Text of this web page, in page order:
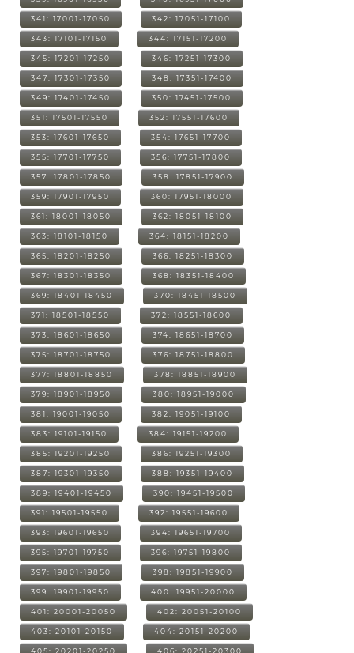
341: 17001-17050 342: 17051-17100
343: 17101-17150 344: 17151-17200
345: 17201-17250 346: 17251-17300
347: 17301-17350 348: 17351-17400
349: 17401-17450 350: 17451-17500
351: 17501-17550 352: 17551-17600
353: 17601-17650 354: 17651-17700
355: 17701-17750 356: 17751-17800
357: 17801-17850 358: 17851-17900
359: 17901-17950 360: 17951-18000
361: 18001-18050 362: 18051-18100
363: 18101-18150 364: 18151-18200
365: 18201-18250 366: 18251-18300
367: 18301-18350 368: 18351-18400
369: 18401-18450 370: 18451-18500
371: 18501-18550 372: 18551-18600
373: 18601-18650 374: 18651-18700
375: 18701-18750 376: 18751-18800
377: 18801-18850 378: 18851-18900
379: 18901-18950 380: 18951-19000
381: 19001-19050 382: 19051-19100
383: 19101-19150 384: 19151-19200
385: 19201-19250 386: 19251-19300
387: 19301-19350 388: 19351-19400
389: 19401-19450 390: 19451-19500
391: 19501-19550 392: 19551-19600
393: 19601-19650 394: 19651-19700
395: 19701-19750 396: 19751-19800
397: 19801-19850 398: 19851-19900
399: 19901-19950 400: 19951-20000
401: 20001-20050 402: 20051-20100
403: 20101-20150 404: 20151-20200
405: 20201-20250 406: 20251-20300